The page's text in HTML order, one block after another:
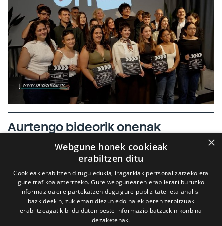
Aurtengo bideorik onenak
×
Webgune honek cookieak
erabiltzen ditu
Cookieak erabiltzen ditugu edukia, iragarkiak pertsonalizatzeko eta
gure trafikoa aztertzeko. Gure webgunearen erabilerari buruzko
informazioa ere partekatzen dugu gure publizitate- eta analisi-
bazkideekin, zuk eman diezun edo haiek beren zerbitzuak
erabiltzeagatik bildu duten beste informazio batzuekin konbina
dezaketenak.